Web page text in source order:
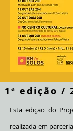
1ª edição /
Esta edição do
realizada em